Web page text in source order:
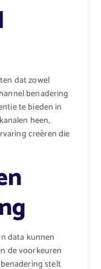
dat zowel
benadering
te bieden in
heen,
creëren die
data kunnen
de voorkeuren
stelt